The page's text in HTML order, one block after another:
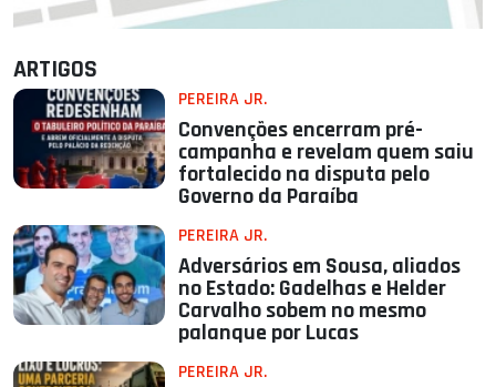
ARTIGOS
PEREIRA JR.
Convenções encerram pré-
campanha e revelam quem saiu
fortalecido na disputa pelo
Governo da Paraíba
PEREIRA JR.
Adversários em Sousa, aliados
no Estado: Gadelhas e Helder
Carvalho sobem no mesmo
palanque por Lucas
PEREIRA JR.